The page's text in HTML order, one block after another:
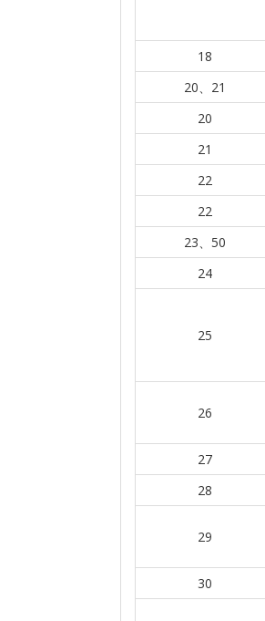
18
20、21
20
21
22
22
23、50
24
25
26
27
28
29
30